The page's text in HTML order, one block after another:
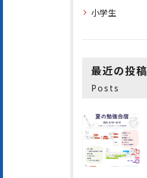
小学生
最近の投稿
Posts